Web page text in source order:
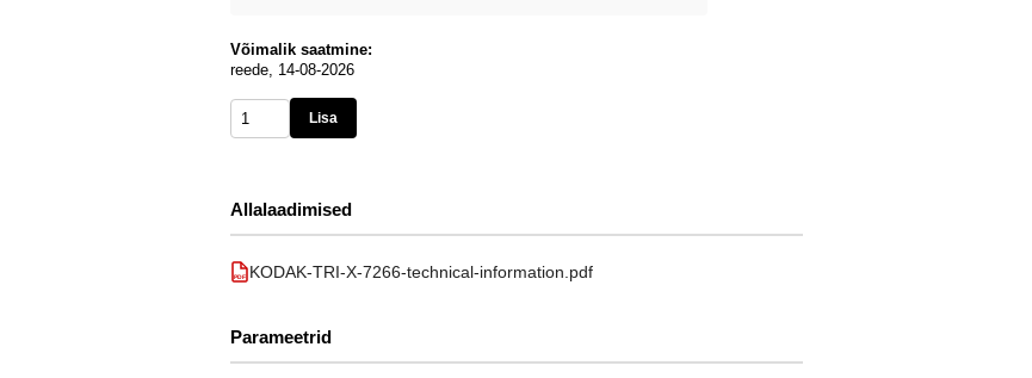
Võimalik saatmine:
reede, 14-08-2026
Lisa
Allalaadimised
PDF KODAK-TRI-X-7266-technical-information.pdf
Parameetrid